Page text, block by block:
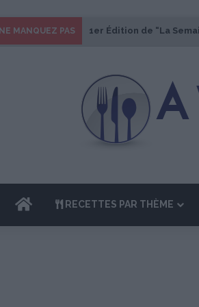
NE MANQUEZ PAS 1er Édition de “La
ACCUEILRECETTES PAR THÈME